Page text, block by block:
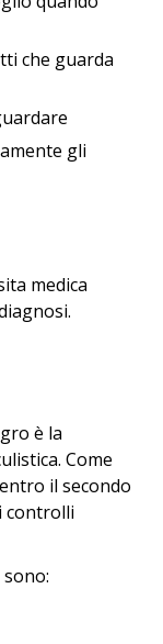
che guarda
gli
medica
è la
Come
il secondo
controlli